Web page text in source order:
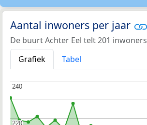
Aantal inwoners per jaar
De buurt Achter Eel telt 201
Grafiek
Tabel
220
220
240
240